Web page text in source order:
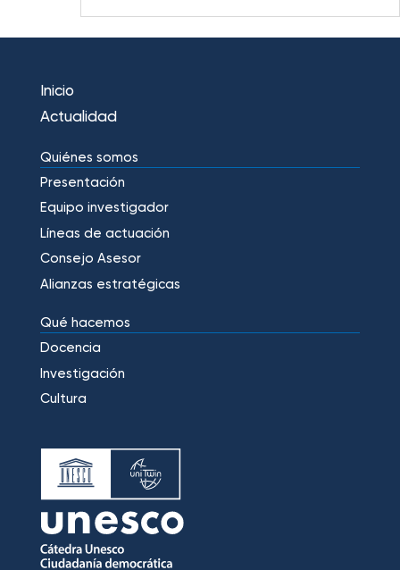
Inicio
Actualidad
Quiénes somos
Presentación
Equipo investigador
Líneas de actuación
Consejo Asesor
Alianzas estratégicas
Qué hacemos
Docencia
Investigación
Cultura